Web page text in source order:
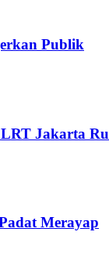
Publik
Jakarta
Merayap